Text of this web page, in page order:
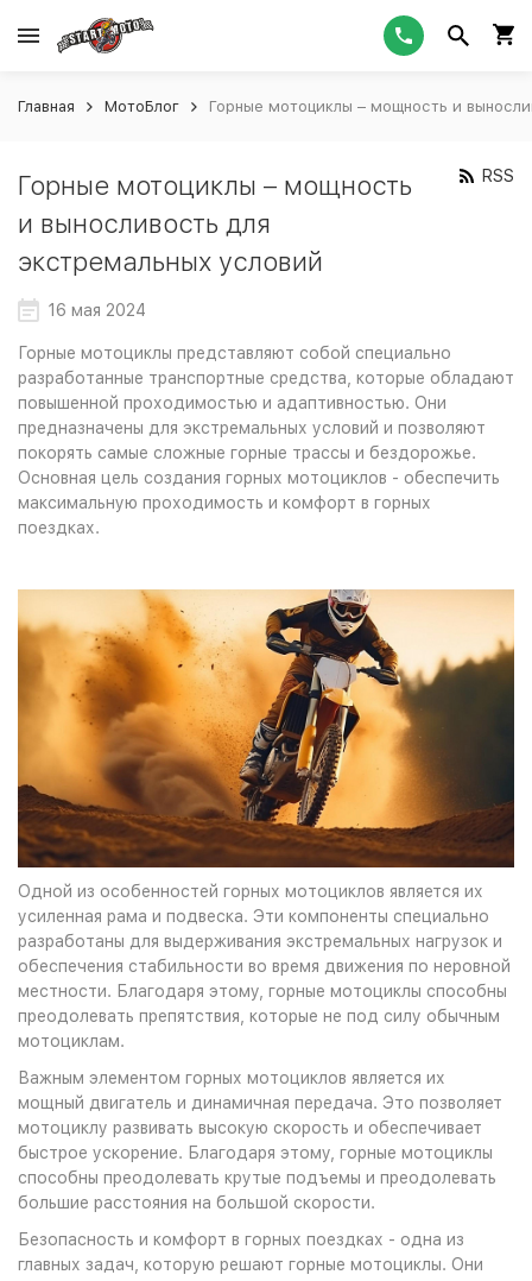
Главная МотоБлог Горные мотоциклы – мощность и
Горные мотоциклы – мощность
и выносливость для
экстремальных условий
RSS
16 мая 2024
Горные мотоциклы представляют собой специально
разработанные транспортные средства, которые обладают
повышенной проходимостью и адаптивностью. Они
предназначены для экстремальных условий и позволяют
покорять самые сложные горные трассы и бездорожье.
Основная цель создания горных мотоциклов - обеспечить
максимальную проходимость и комфорт в горных
поездках.
Одной из особенностей горных мотоциклов является их
усиленная рама и подвеска. Эти компоненты специально
разработаны для выдерживания экстремальных нагрузок и
обеспечения стабильности во время движения по неровной
местности. Благодаря этому, горные мотоциклы способны
преодолевать препятствия, которые не под силу обычным
мотоциклам.
Важным элементом горных мотоциклов является их
мощный двигатель и динамичная передача. Это позволяет
мотоциклу развивать высокую скорость и обеспечивает
быстрое ускорение. Благодаря этому, горные мотоциклы
способны преодолевать крутые подъемы и преодолевать
большие расстояния на большой скорости.
Безопасность и комфорт в горных поездках - одна из
главных задач, которую решают горные мотоциклы. Они